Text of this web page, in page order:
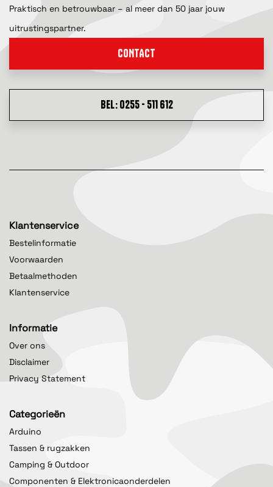
Praktisch en betrouwbaar – al meer dan 50 jaar jouw
uitrustingspartner.
CONTACT
BEL: 0255 - 511 612
Klantenservice
Bestelinformatie
Voorwaarden
Betaalmethoden
Klantenservice
Informatie
Over ons
Disclaimer
Privacy Statement
Categorieën
Arduino
Tassen & rugzakken
Camping & Outdoor
Componenten & Elektronicaonderdelen